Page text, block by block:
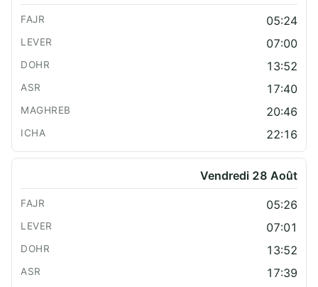
05:24
07:00
13:52
17:40
20:46
22:16
Vendredi 28 Août
05:26
07:01
13:52
17:39